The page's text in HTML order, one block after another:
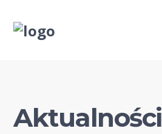
Aktualności